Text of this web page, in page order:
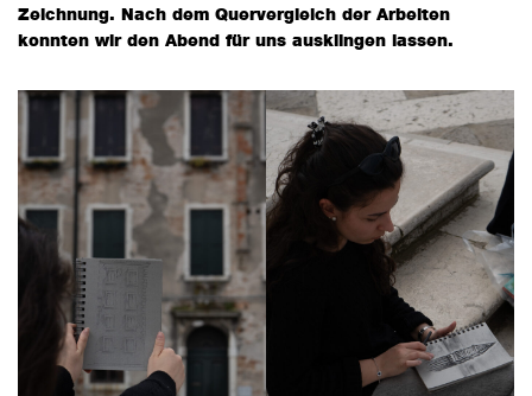
Zeichnung. Nach dem Quervergleich der Arbeiten
konnten wir den Abend für uns ausklingen lassen.